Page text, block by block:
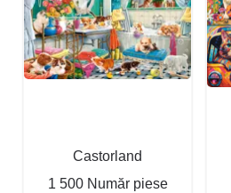
Castorland
1 500 Număr piese